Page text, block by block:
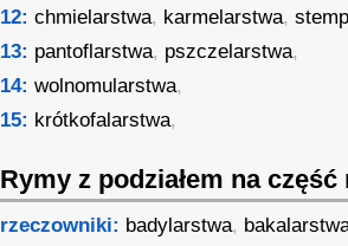
12: chmielarstwa, karmelarstwa,
13: pantoflarstwa, pszczelarstwa,
14: wolnomularstwa,
15: krótkofalarstwa,
Rymy z podziałem na część
rzeczowniki: badylarstwa,